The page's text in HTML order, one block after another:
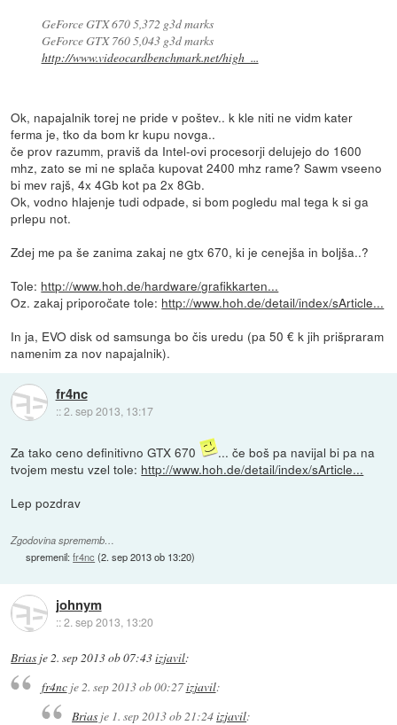
GeForce GTX 670 5,372 g3d marks
GeForce GTX 760 5,043 g3d marks
http://www.videocardbenchmark.net/high_...
Ok, napajalnik torej ne pride v poštev.. k kle niti ne vidm kater
ferma je, tko da bom kr kupu novga..
če prov razumm, praviš da Intel-ovi procesorji delujejo do 1600
mhz, zato se mi ne splača kupovat 2400 mhz rame? Sawm vseeno
bi mev rajš, 4x 4Gb kot pa 2x 8Gb.
Ok, vodno hlajenje tudi odpade, si bom pogledu mal tega k si ga
prlepu not.
Zdej me pa še zanima zakaj ne gtx 670, ki je cenejša in boljša..?
Tole: http://www.hoh.de/hardware/grafikkarten...
Oz. zakaj priporočate tole: http://www.hoh.de/detail/index/sArticle...
In ja, EVO disk od samsunga bo čis uredu (pa 50 € k jih prišpraram
namenim za nov napajalnik).
fr4nc
::2. sep 2013, 13:17
Za tako ceno definitivno GTX 670
... če boš pa navijal bi pa na
tvojem mestu vzel tole: http://www.hoh.de/detail/index/sArticle...
Lep pozdrav
Zgodovina sprememb…
spremenil:fr4nc (2. sep 2013 ob 13:20)
johnym
::2. sep 2013, 13:20
Brias je 2. sep 2013 ob 07:43izjavil:
fr4ncje2. sep 2013 ob 00:27izjavil:
Brias je 1. sep 2013 ob 21:24izjavil: